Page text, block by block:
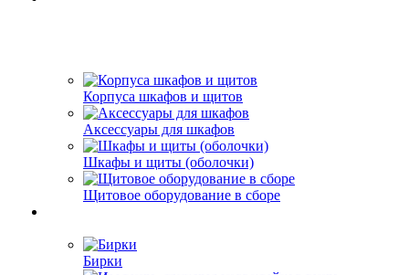
Корпуса шкафов и щитов
Аксессуары для шкафов
Шкафы и щиты (оболочки)
Щитовое оборудование в сборе
Бирки